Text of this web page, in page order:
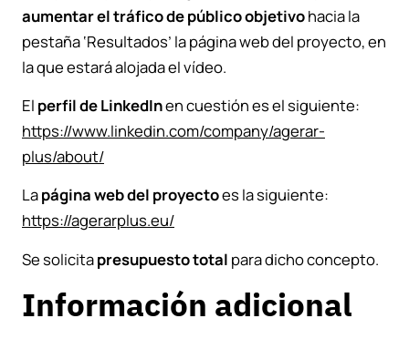
aumentar el tráfico de público objetivohacia la
pestaña ‘Resultados’ la página web del proyecto, en
la que estará alojada el vídeo.
El perfil de LinkedInen cuestión es el siguiente:
https://www.linkedin.com/company/agerar-
plus/about/
Lapágina web del proyectoes la siguiente:
https://agerarplus.eu/
Se solicitapresupuesto total para dicho concepto.
Información adicional